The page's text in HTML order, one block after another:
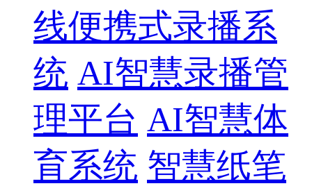
线便携式录播系
统 AI智慧录播管
理平台 AI智慧体
育系统 智慧纸笔